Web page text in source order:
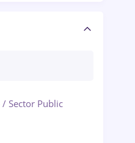
Sector Public